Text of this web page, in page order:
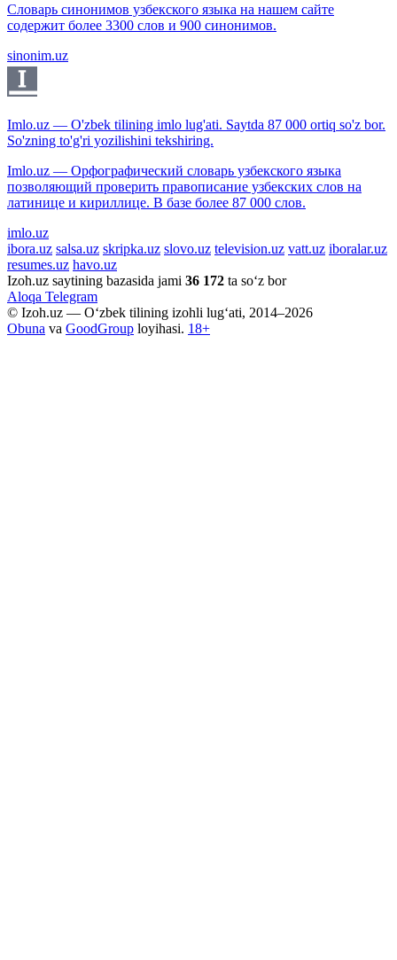
Словарь синонимов узбекского языка на нашем сайте
содержит более 3300 слов и 900 синонимов.
sinonim.uz
Imlo.uz — O'zbek tilining imlo lug'ati. Saytda 87 000 ortiq so'z bor.
So'zning to'g'ri yozilishini tekshiring.
Imlo.uz — Орфографический словарь узбекского языка
позволяющий проверить правописание узбекских слов на
латинице и кириллице. В базе более 87 000 слов.
imlo.uz
ibora.uz salsa.uz skripka.uz slovo.uz television.uz vatt.uz iboralar.uz
resumes.uz havo.uz
Izoh.uz saytining bazasida jami 36 172 ta so‘z bor
Aloqa Telegram
© Izoh.uz — O‘zbek tilining izohli lug‘ati, 2014–2026
Obuna va GoodGroup loyihasi. 18+